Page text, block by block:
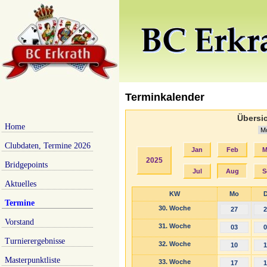
Home
Clubdaten, Termine 2026
Bridgepoints
Aktuelles
Termine
Vorstand
Turnierergebnisse
Masterpunktliste
Terminkalender
2025
Jan Feb
Jul Aug
KW Mo
30. Woche
27
31. Woche 03
32. Woche 10
33. Woche 17